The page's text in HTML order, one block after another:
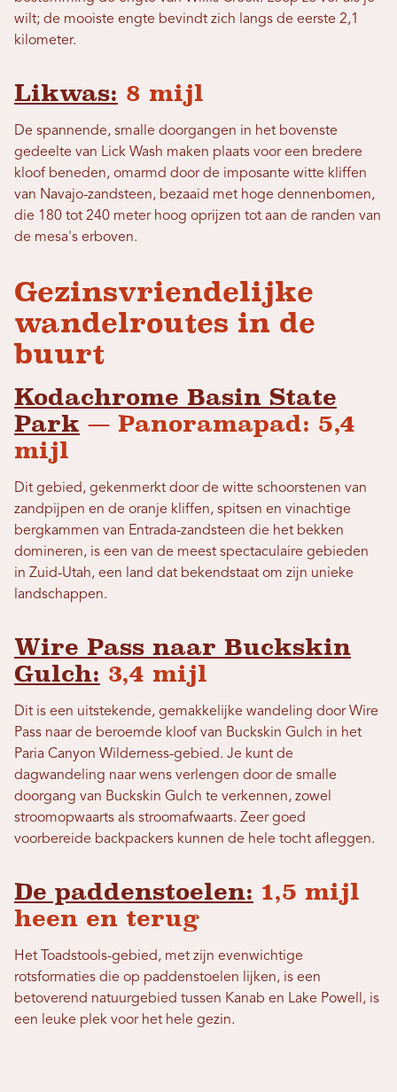
wilt; de mooiste engte bevindt zich langs de eerste 2,1
kilometer.
Likwas: 8 mijl
De spannende, smalle doorgangen in het bovenste
gedeelte van Lick Wash maken plaats voor een bredere
kloof beneden, omarmd door de imposante witte kliffen
van Navajo-zandsteen, bezaaid met hoge dennenbomen,
die 180 tot 240 meter hoog oprijzen tot aan de randen van
de mesa's erboven.
Gezinsvriendelijke
wandelroutes in de
buurt
Kodachrome Basin State
Park — Panoramapad: 5,4
mijl
Dit gebied, gekenmerkt door de witte schoorstenen van
zandpijpen en de oranje kliffen, spitsen en vinachtige
bergkammen van Entrada-zandsteen die het bekken
domineren, is een van de meest spectaculaire gebieden
in Zuid-Utah, een land dat bekendstaat om zijn unieke
landschappen.
Wire Pass naar Buckskin
Gulch: 3,4 mijl
Dit is een uitstekende, gemakkelijke wandeling door Wire
Pass naar de beroemde kloof van Buckskin Gulch in het
Paria Canyon Wilderness-gebied. Je kunt de
dagwandeling naar wens verlengen door de smalle
doorgang van Buckskin Gulch te verkennen, zowel
stroomopwaarts als stroomafwaarts. Zeer goed
voorbereide backpackers kunnen de hele tocht afleggen.
De paddenstoelen: 1,5 mijl
heen en terug
Het Toadstools-gebied, met zijn evenwichtige
rotsformaties die op paddenstoelen lijken, is een
betoverend natuurgebied tussen Kanab en Lake Powell, is
een leuke plek voor het hele gezin.